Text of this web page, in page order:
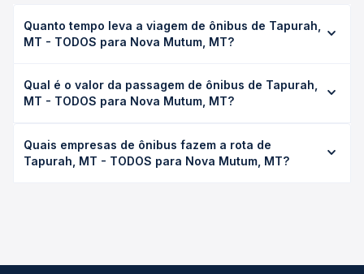
Quanto tempo leva a viagem de ônibus de Tapurah,
MT - TODOS para Nova Mutum, MT?
Mutum, MT leva em média 3h 10min, podendo variar
conforme a viação, o tipo de serviço (convencional,
duração exata de cada opção na data desejada.
Qual é o valor da passagem de ônibus de Tapurah,
MT - TODOS para Nova Mutum, MT?
TODOS para Nova Mutum, MT custa em média R$ 61,19 e
varia conforme a data da viagem, a empresa, o tipo de
Quais empresas de ônibus fazem a rota de
Tapurah, MT - TODOS para Nova Mutum, MT?